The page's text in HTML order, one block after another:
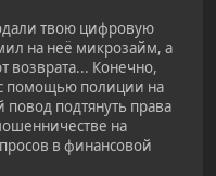
твою цифровую
на неё микрозайм, а
возврата... Конечно,
помощью полиции на
подтянуть права
на
в финансовой